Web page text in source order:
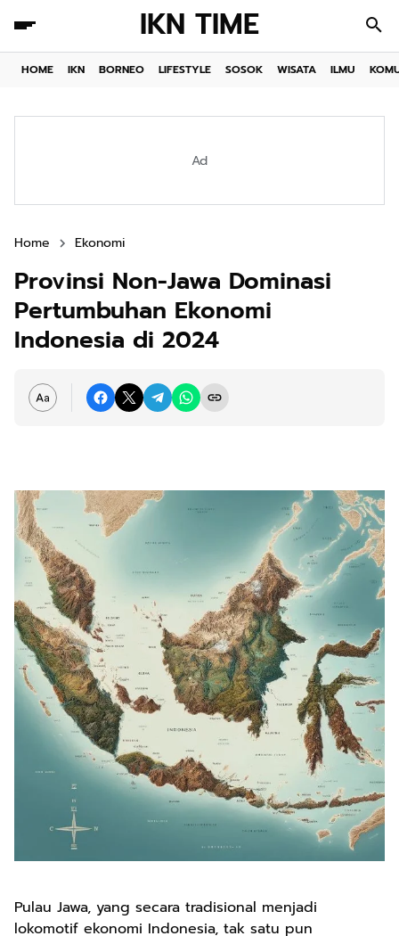
IKN TIME
HOME IKN BORNEO LIFESTYLE SOSOK WISATA ILMU
Ad
Home Ekonomi
Provinsi Non-Jawa Dominasi
Pertumbuhan Ekonomi
Indonesia di 2024
Pulau Jawa, yang secara tradisional menjadi
lokomotif ekonomi Indonesia, tak satu pun